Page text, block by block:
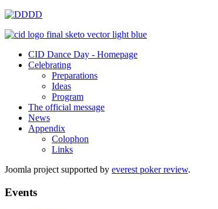
CID Dance Day - Homepage
Celebrating
Preparations
Ideas
Program
The official message
News
Appendix
Colophon
Links
Joomla project supported by everest poker review.
Events